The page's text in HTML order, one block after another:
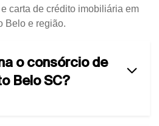
carta de crédito imobiliária em
Belo e região.
o consórcio de
Belo SC?